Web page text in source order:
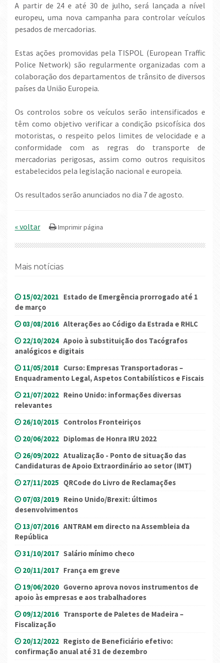
A partir de 24 e até 30 de julho, será lançada a nível
europeu, uma nova campanha para controlar veículos
pesados de mercadorias.
Estas ações promovidas pela TISPOL (European Traffic
Police Network) são regularmente organizadas com a
colaboração dos departamentos de trânsito de diversos
países da União Europeia.
Os controlos sobre os veículos serão intensificados e
têm como objetivo verificar a condição psicofísica dos
motoristas, o respeito pelos limites de velocidade e a
conformidade com as regras do transporte de
mercadorias perigosas, assim como outros requisitos
estabelecidos pela legislação nacional e europeia.
Os resultados serão anunciados no dia 7 de agosto.
« voltar
Mais notícias
15/02/2021 Estado de Emergência prorrogado até 1
de março
03/08/2016 Alterações ao Código da Estrada e RHLC
22/10/2024 Apoio à substituição dos Tacógrafos
analógicos e digitais
11/05/2018 Curso: Empresas Transportadoras –
Enquadramento Legal, Aspetos Contabilísticos e Fiscais
21/07/2022 Reino Unido: informações diversas
relevantes
26/10/2015 Controlos Fronteiriços
20/06/2022 Diplomas de Honra IRU 2022
26/09/2022 Atualização - Ponto de situação das
Candidaturas de Apoio Extraordinário ao setor (IMT)
27/11/2025 QRCode do Livro de Reclamações
07/03/2019 Reino Unido/Brexit: últimos
desenvolvimentos
13/07/2016 ANTRAM em directo na Assembleia da
República
31/10/2017 Salário mínimo checo
20/11/2017 França em greve
19/06/2020 Governo aprova novos instrumentos de
apoio às empresas e aos trabalhadores
09/12/2016 Transporte de Paletes de Madeira –
Fiscalização
20/12/2022 Registo de Beneficiário efetivo:
confirmação anual até 31 de dezembro